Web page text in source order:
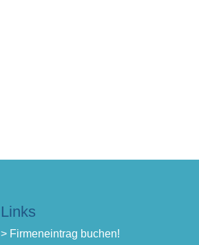
Links
> Firmeneintrag buchen!